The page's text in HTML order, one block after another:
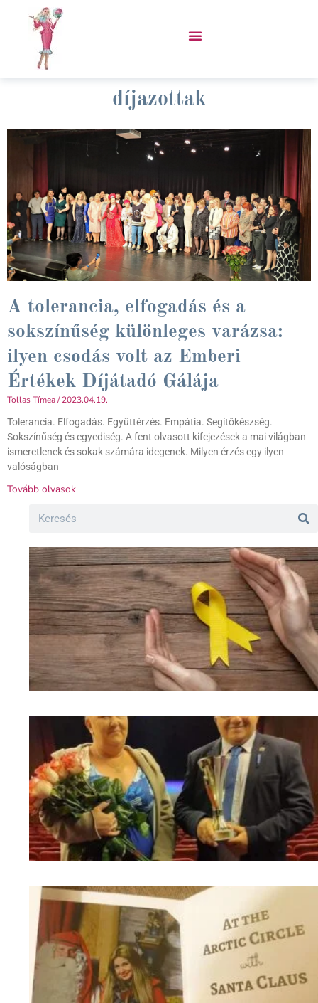
díjazottak
A tolerancia, elfogadás és a
sokszínűség különleges varázsa:
ilyen csodás volt az Emberi
Értékek Díjátadó Gálája
Tollas Tímea 2023.04.19.
Tolerancia. Elfogadás. Együttérzés. Empátia. Segítőkészség.
Sokszínűség és egyediség. A fent olvasott kifejezések a mai világban
ismeretlenek és sokak számára idegenek. Milyen érzés egy ilyen
valóságban
Tovább olvasok
Search